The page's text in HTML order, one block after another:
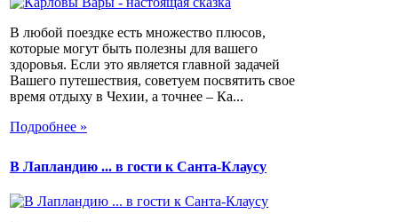
В любой поездке есть множество плюсов,
которые могут быть полезны для вашего
здоровья. Если это является главной задачей
Вашего путешествия, советуем посвятить свое
время отдыху в Чехии, а точнее – Ка...
Подробнее »
В Лапландию ... в гости к Санта-Клаусу